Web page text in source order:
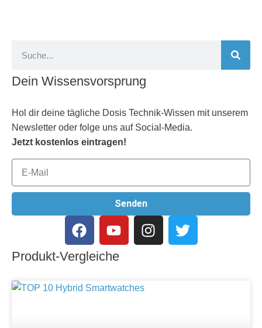
Dein Wissensvorsprung
Hol dir deine tägliche Dosis Technik-Wissen mit unserem
Newsletter oder folge uns auf Social-Media.
Jetzt kostenlos eintragen!
Senden
Produkt-Vergleiche